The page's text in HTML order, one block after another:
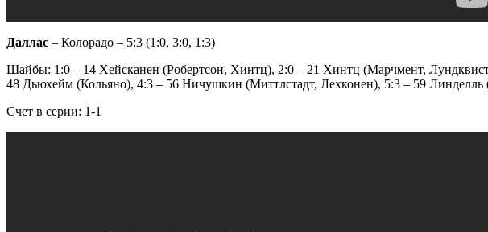
Даллас – Колорадо – 5:3 (1:0, 3:0, 1:3)
Шайбы: 1:0 – 14 Хейсканен (Робертсон, Хинтц), 2:0 – 21 Хинтц (Марчмент,
48 Дьюхейм (Кольяно), 4:3 – 56 Ничушкин (Миттлстадт, Лехконен), 5:3 – 59
Счет в серии: 1-1